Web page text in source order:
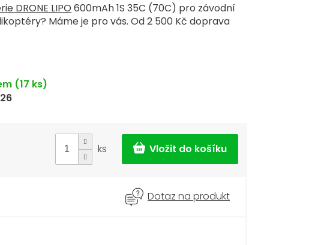
DRONE LIPO 600mAh 1S 35C (70C) pro závodní
Máme je pro vás. Od 2 500 Kč doprava
(17 ks)
ks
Dotaz na produkt